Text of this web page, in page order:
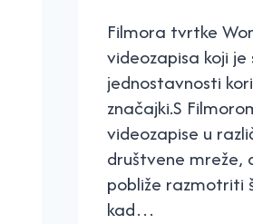
Filmora tvrtke
videozapisa koji
jednostavnosti
značajki.S
videozapise u
društvene mreže,
pobliže razmotriti
kad…